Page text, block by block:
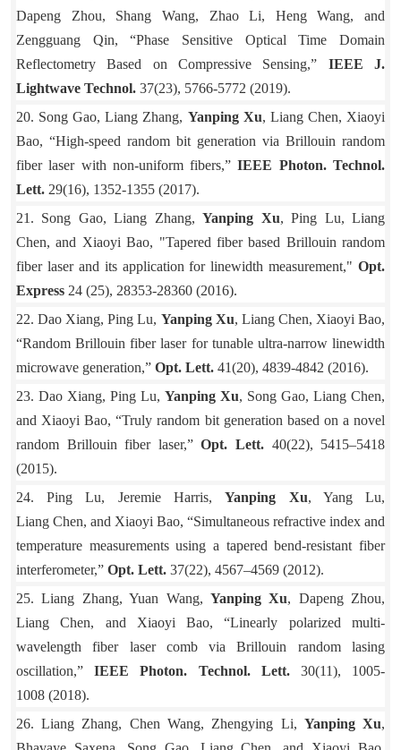
Dapeng Zhou, Shang Wang, Zhao Li, Heng Wang, and
Zengguang Qin, “Phase Sensitive Optical Time Domain
Reflectometry Based on Compressive Sensing,” IEEE J.
Lightwave Technol.37(23), 5766-5772 (2019).
20. Song Gao, Liang Zhang, Yanping Xu, Liang Chen, Xiaoyi
Bao, “High-speed random bit generation via Brillouin random
fiber laser with non-uniform fibers,”IEEE Photon. Technol.
Lett.29(16), 1352-1355 (2017).
21. Song Gao, Liang Zhang,Yanping Xu, Ping Lu, Liang
Chen, and Xiaoyi Bao, "Tapered fiber based Brillouin random
fiber laser and its application for linewidth measurement,"Opt.
Express24 (25), 28353-28360 (2016).
22. Dao Xiang, Ping Lu, Yanping Xu, Liang Chen, Xiaoyi Bao,
“Random Brillouin fiber laser for tunable ultra-narrow linewidth
microwave generation,” Opt. Lett.41(20), 4839-4842 (2016).
23. Dao Xiang, Ping Lu, Yanping Xu, Song Gao, Liang Chen,
and Xiaoyi Bao, “Truly random bit generation based on a novel
random Brillouin fiber laser,”Opt. Lett.40(22), 5415–5418
(2015).
24. Ping Lu, Jeremie Harris,Yanping Xu, Yang Lu,
Liang Chen, and Xiaoyi Bao, “Simultaneous refractive index and
temperature measurements using a tapered bend-resistant fiber
interferometer,” Opt. Lett.37(22), 4567–4569 (2012).
25. Liang Zhang, Yuan Wang, Yanping Xu, Dapeng Zhou,
Liang Chen, and Xiaoyi Bao, “Linearly polarized multi-
wavelength fiber laser comb via Brillouin random lasing
oscillation,”IEEE Photon. Technol. Lett.30(11), 1005-
1008 (2018).
26. Liang Zhang, Chen Wang, Zhengying Li, Yanping Xu,